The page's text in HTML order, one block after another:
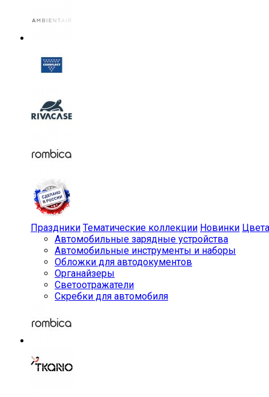
Праздники Тематические коллекции Новинки Цвета
Автомобильные зарядные устройства
Автомобильные инструменты и наборы
Обложки для автодокументов
Органайзеры
Светоотражатели
Скребки для автомобиля